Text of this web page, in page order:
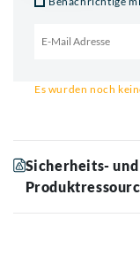
Es wurden noch
Sicherheits- und